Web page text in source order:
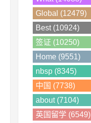
Global (12479)
Best (10924)
签证 (10250)
Home (9551)
nbsp (8345)
中国 (7738)
about (7104)
英国留学 (6549)